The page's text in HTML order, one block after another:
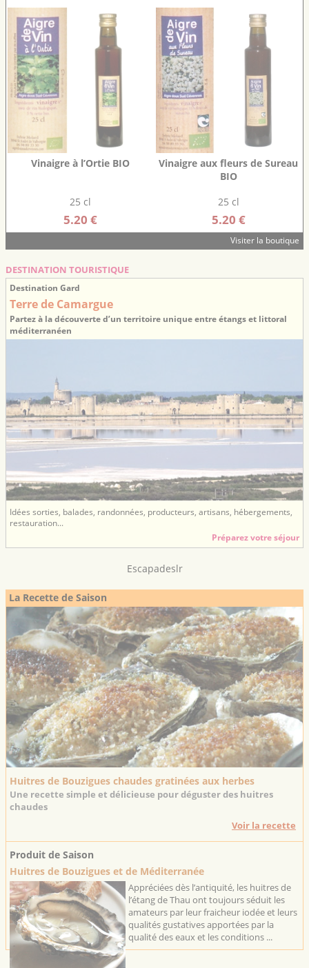
Vinaigre à l’Ortie BIO
25 cl
5.20 €
Vinaigre aux fleurs de Sureau
BIO
25 cl
5.20 €
Visiter la boutique
DESTINATION TOURISTIQUE
Destination Gard
Terre de Camargue
Partez à la découverte d’un territoire unique entre étangs et littoral
méditerranéen
Idées sorties, balades, randonnées, producteurs, artisans, hébergements,
restauration...
Préparez votre séjour
Escapadeslr
La Recette de Saison
Huitres de Bouzigues chaudes gratinées aux herbes
Une recette simple et délicieuse pour déguster des huitres
chaudes
Voir la recette
Produit de Saison
Huitres de Bouzigues et de Méditerranée
Appréciées dès l’antiquité, les huitres de
l’étang de Thau ont toujours séduit les
amateurs par leur fraicheur iodée et leurs
qualités gustatives apportées par la
qualité des eaux et les conditions ...